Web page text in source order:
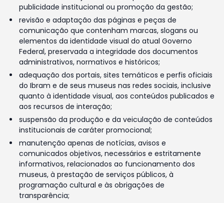
publicidade institucional ou promoção da gestão;
revisão e adaptação das páginas e peças de
comunicação que contenham marcas, slogans ou
elementos da identidade visual do atual Governo
Federal, preservada a integridade dos documentos
administrativos, normativos e históricos;
adequação dos portais, sites temáticos e perfis oficiais
do Ibram e de seus museus nas redes sociais, inclusive
quanto à identidade visual, aos conteúdos publicados e
aos recursos de interação;
suspensão da produção e da veiculação de conteúdos
institucionais de caráter promocional;
manutenção apenas de notícias, avisos e
comunicados objetivos, necessários e estritamente
informativos, relacionados ao funcionamento dos
museus, à prestação de serviços públicos, à
programação cultural e às obrigações de
transparência;